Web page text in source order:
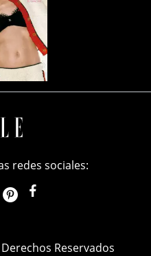
redes sociales:
elle_mexicoellemexico
Reservados